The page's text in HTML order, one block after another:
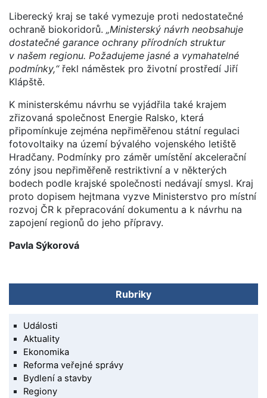
Liberecký kraj se také vymezuje proti nedostatečné
ochraně biokoridorů. „Ministerský návrh neobsahuje
dostatečné garance ochrany přírodních struktur
v našem regionu. Požadujeme jasné a vymahatelné
podmínky,“řekl náměstek pro životní prostředí Jiří
Klápště.
K ministerskému návrhu se vyjádřila také krajem
zřizovaná společnost Energie Ralsko, která
připomínkuje zejména nepřiměřenou státní regulaci
fotovoltaiky na území bývalého vojenského letiště
Hradčany. Podmínky pro záměr umístění akcelerační
zóny jsou nepřiměřeně restriktivní a v některých
bodech podle krajské společnosti nedávají smysl. Kraj
proto dopisem hejtmana vyzve Ministerstvo pro místní
rozvoj ČR k přepracování dokumentu a k návrhu na
zapojení regionů do jeho přípravy.
Pavla Sýkorová
Rubriky
Události
Aktuality
Ekonomika
Reforma veřejné správy
Bydlení a stavby
Regiony